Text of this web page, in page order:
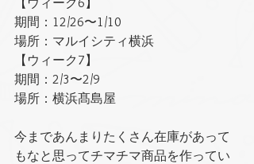
期間：12/26〜1/10
場所：マルイシティ横浜
【ウィーク7】
期間：2/3〜2/9
場所：横浜髙島屋
今まであんまりたくさん在庫があって
もなと思ってチマチマ商品を作ってい